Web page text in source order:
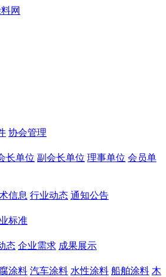
协会管理
长单位 副会长单位 理事单位 会员单
信息 行业动态 通知公告
标准
态 企业需求 成果展示
涂料 汽车涂料 水性涂料 船舶涂料 木